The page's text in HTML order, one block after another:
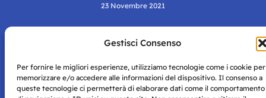
Gestisci Consenso
Per fornire le migliori esperienze, utilizziamo tecnologie come i cookie per
memorizzare e/o accedere alle informazioni del dispositivo. Il consenso a
queste tecnologie ci permetterà di elaborare dati come il comportamento
23 Novembre 2021